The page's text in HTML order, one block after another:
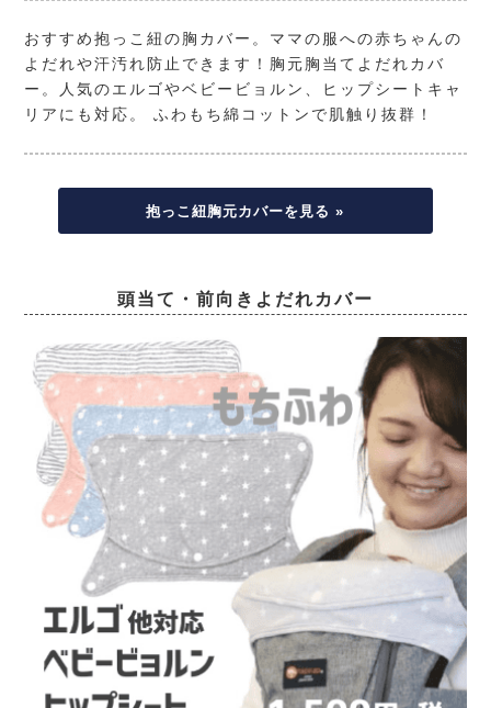
おすすめ抱っこ紐の胸カバー。ママの服への赤ちゃんの
よだれや汗汚れ防止できます！胸元胸当てよだれカバ
ー。人気のエルゴやベビービョルン、ヒップシートキャ
リアにも対応。 ふわもち綿コットンで肌触り抜群！
抱っこ紐胸元カバーを見る »
頭当て・前向きよだれカバー